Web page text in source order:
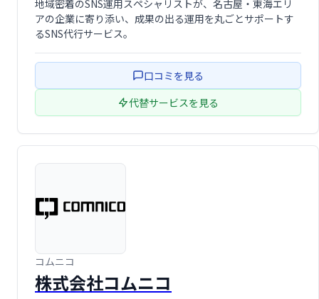
地域密着のSNS運用スペシャリストが、名古屋・東海エリ
アの企業に寄り添い、成果の出る運用を丸ごとサポートす
るSNS代行サービス。
口コミを見る
代替サービスを見る
コムニコ
株式会社コムニコ